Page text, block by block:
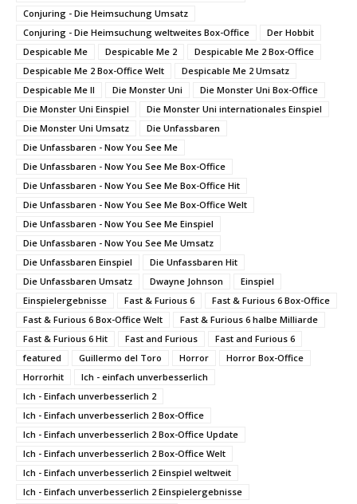
Conjuring - Die Heimsuchung Umsatz
Conjuring - Die Heimsuchung weltweites Box-Office
Der Hobbit
Despicable Me
Despicable Me 2
Despicable Me 2 Box-Office
Despicable Me 2 Box-Office Welt
Despicable Me 2 Umsatz
Despicable Me II
Die Monster Uni
Die Monster Uni Box-Office
Die Monster Uni Einspiel
Die Monster Uni internationales Einspiel
Die Monster Uni Umsatz
Die Unfassbaren
Die Unfassbaren - Now You See Me
Die Unfassbaren - Now You See Me Box-Office
Die Unfassbaren - Now You See Me Box-Office Hit
Die Unfassbaren - Now You See Me Box-Office Welt
Die Unfassbaren - Now You See Me Einspiel
Die Unfassbaren - Now You See Me Umsatz
Die Unfassbaren Einspiel
Die Unfassbaren Hit
Die Unfassbaren Umsatz
Dwayne Johnson
Einspiel
Einspielergebnisse
Fast & Furious 6
Fast & Furious 6 Box-Office
Fast & Furious 6 Box-Office Welt
Fast & Furious 6 halbe Milliarde
Fast & Furious 6 Hit
Fast and Furious
Fast and Furious 6
featured
Guillermo del Toro Horror
Horror Box-Office
Horrorhit
Ich - einfach unverbesserlich
Ich - Einfach unverbesserlich 2
Ich - Einfach unverbesserlich 2 Box-Office
Ich - Einfach unverbesserlich 2 Box-Office Update
Ich - Einfach unverbesserlich 2 Box-Office Welt
Ich - Einfach unverbesserlich 2 Einspiel weltweit
Ich - Einfach unverbesserlich 2 Einspielergebnisse